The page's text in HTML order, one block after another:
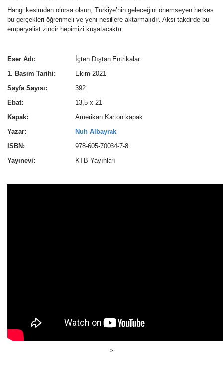
Hangi kesimden olursa olsun; Türkiye’nin geleceğini önemseyen herkes
bu gerçekleri öğrenmeli ve yeni nesillere aktarmalıdır. Aksi takdirde bu
emperyalist zincir hepimizi kuşatacaktır.
Eser Adı:
İçten Dıştan Entrikalar
1. Basım Tarihi:
Ekim 2021
Sayfa Sayısı:
392
Ebat:
13,5 x 21
Kapak:
Amerikan Karton kapak
Yazar:
Nuh Albayrak
ISBN:
978-605-70034-7-8
Yayınevi:
KTB Yayınları
>